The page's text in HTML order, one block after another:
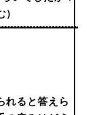
れると答えら